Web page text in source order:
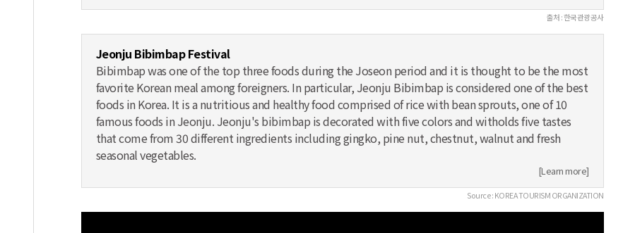
출처 : 한국관광공사
Jeonju Bibimbap Festival
Bibimbap was one of the top three foods during the Joseon period and it is thought to be the most
favorite Korean meal among foreigners. In particular, Jeonju Bibimbap is considered one of the best
foods in Korea. It is a nutritious and healthy food comprised of rice with bean sprouts, one of 10
famous foods in Jeonju. Jeonju's bibimbap is decorated with five colors and witholds five tastes
that come from 30 different ingredients including gingko, pine nut, chestnut, walnut and fresh
seasonal vegetables.
[Learn more]
Source : KOREA TOURISM ORGANIZATION